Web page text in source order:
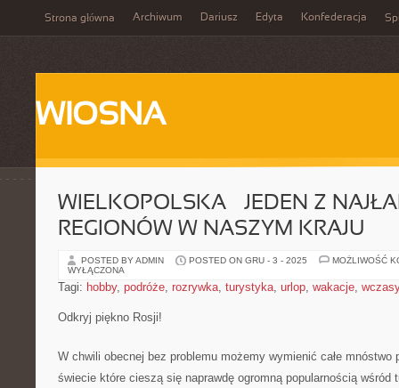
Strona główna Archiwum Dariusz Edyta Konfederacja
WIOSNA
WIELKOPOLSKA – JEDEN Z
REGIONÓW W NASZYM KRAJU
POSTED BY ADMIN POSTED ON GRU - 3 - 2025
MOŻLIWOŚĆ
WYŁĄCZONA
Tagi: hobby, podróże, rozrywka, turystyka, urlop, wakacje,
Odkryj piękno Rosji!
W chwili obecnej bez problemu możemy wymienić całe mnóstwo
świecie które cieszą się naprawdę ogromną popularnością wśród